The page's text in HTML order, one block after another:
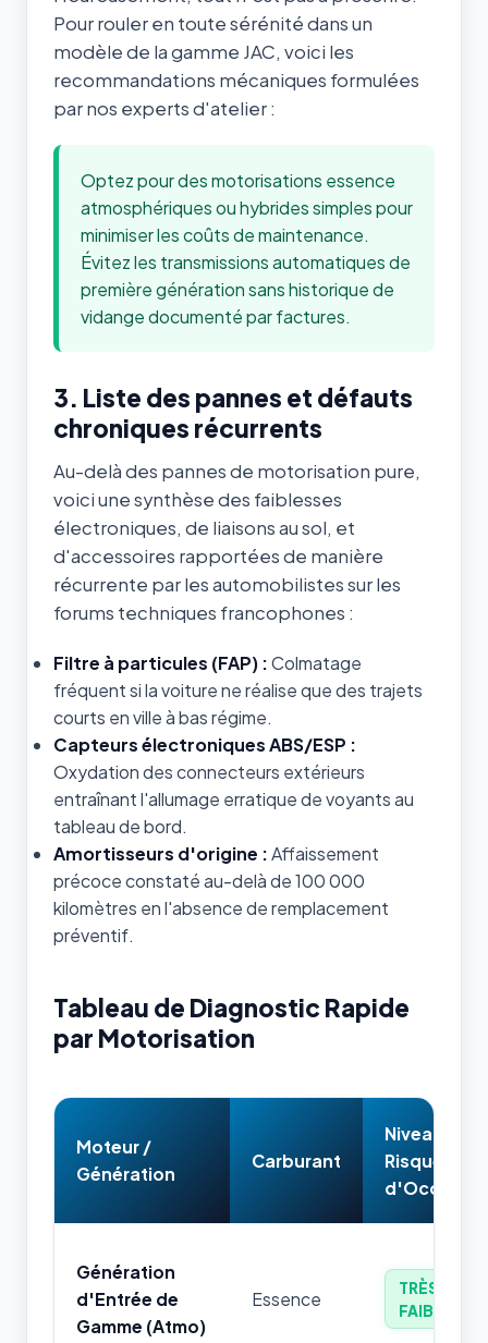
Pour rouler en toute sérénité dans un
modèle de la gamme JAC, voici les
recommandations mécaniques formulées
par nos experts d'atelier :
Optez pour des motorisations essence
atmosphériques ou hybrides simples pour
minimiser les coûts de maintenance.
Évitez les transmissions automatiques de
première génération sans historique de
vidange documenté par factures.
3. Liste des pannes et défauts
chroniques récurrents
Au-delà des pannes de motorisation pure,
voici une synthèse des faiblesses
électroniques, de liaisons au sol, et
d'accessoires rapportées de manière
récurrente par les automobilistes sur les
forums techniques francophones :
Filtre à particules (FAP) :Colmatage
fréquent si la voiture ne réalise que des trajets
courts en ville à bas régime.
Capteurs électroniques ABS/ESP :
Oxydation des connecteurs extérieurs
entraînant l'allumage erratique de voyants au
tableau de bord.
Amortisseurs d'origine :Affaissement
précoce constaté au-delà de 100 000
kilomètres en l'absence de remplacement
préventif.
Tableau de Diagnostic Rapide
par Motorisation
Moteur /
Génération
Carburant
Niveau de
Risque
d'Occasion
Génération
d'Entrée de
Gamme (Atmo)
Essence
TRÈS
FAIBLE